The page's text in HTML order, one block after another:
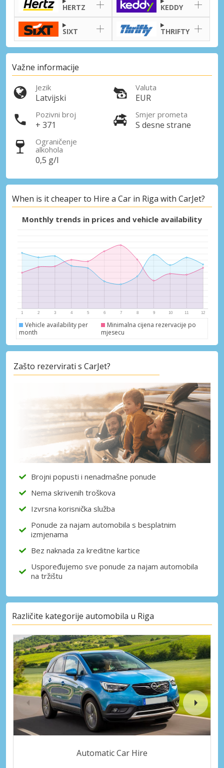
HERTZ KEDDY
SIXT THRIFTY
Važne informacije
Jezik
Latvijski
Valuta
EUR
Pozivni broj
+ 371
Smjer prometa
S desne strane
Ograničenje
alkohola
0,5 g/l
When is it cheaper to Hire a Car in Riga with CarJet?
Monthly trends in prices and vehicle availability
Vehicle availability per
month
Minimalna cijena rezervacije po
mjesecu
Zašto rezervirati s CarJet?
Brojni popusti i nenadmašne ponude
Nema skrivenih troškova
Izvrsna korisnička služba
Ponude za najam automobila s besplatnim
izmjenama
Bez naknada za kreditne kartice
Uspoređujemo sve ponude za najam automobila
na tržištu
Različite kategorije automobila u Riga
Automatic Car Hire
Posebni popusti
Prijava putem eLinka